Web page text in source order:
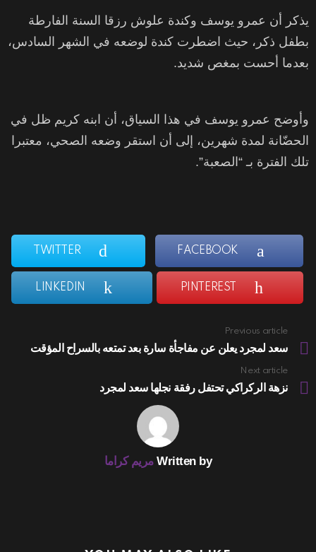
يذكر أن عمرو يوسف وكندة علوش رزقا السنة الفارطة
بطفل ذكر، حيث اضطرت كندة لوضعه في الشهر السادس،
بعدما أحست بمغص شديد.
وأوضح عمرو يوسف في هذا السياق، أن ابنه كريم ظل في
الحضّانة لمدة شهرين، إلى أن استقر وضعه الصحي، معتبرا
تلك الفترة بـ “الصعبة”.
FACEBOOK
TWITTER
PINTEREST
LINKEDIN
more
Previous article
سعد لمجرد يعلن عن مفاجأة سارة بعد تمتعه بالسراح المؤقت
Next article
نزهة الركراكي تحتفل رفقة نجلها سعد لمجرد
Written by مريم كراما